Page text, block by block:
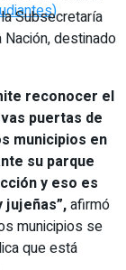
Subsecretaría
destinado
reconocer el
puertas de
municipios en
su parque
y eso es
jujeñas”,afirmó
municipios se
que está